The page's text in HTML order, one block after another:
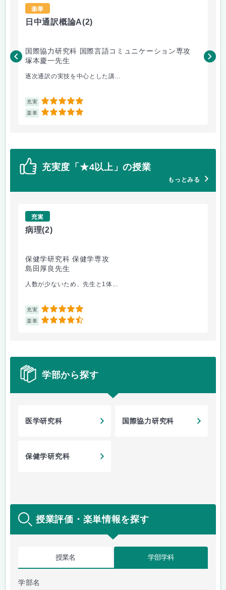
楽単
日中通訳概論A(2)
国際協力研究科 国際言語コミュニケーション専攻
塚本慶一先生
逐次通訳の実技を中心とした講...
充実 5
楽単 5
橋
充実度「★4以上」の授業
もっとみる
充実
病理(2)
保健学研究科 保健学専攻
島田厚良先生
人数が少ないため、先生と1体...
充実 5
楽単 4.5
学部から探す
医学研究科 国際協力研究科
保健学研究科
授業評価・楽単情報を探す
授業名 学部学科
学部名